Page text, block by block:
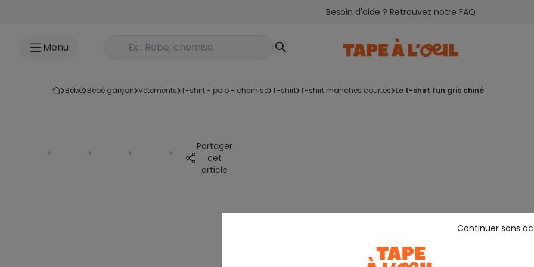
Besoin d'aide ? Retrouvez notre FAQ
Menu Rechercher un produit
bébé bébé garçon vêtements t-shirt - polo - chemise t-shirt t-shirt manches courtes le t-shirt fun gris chiné
Partager
cet
article
Continuer sans